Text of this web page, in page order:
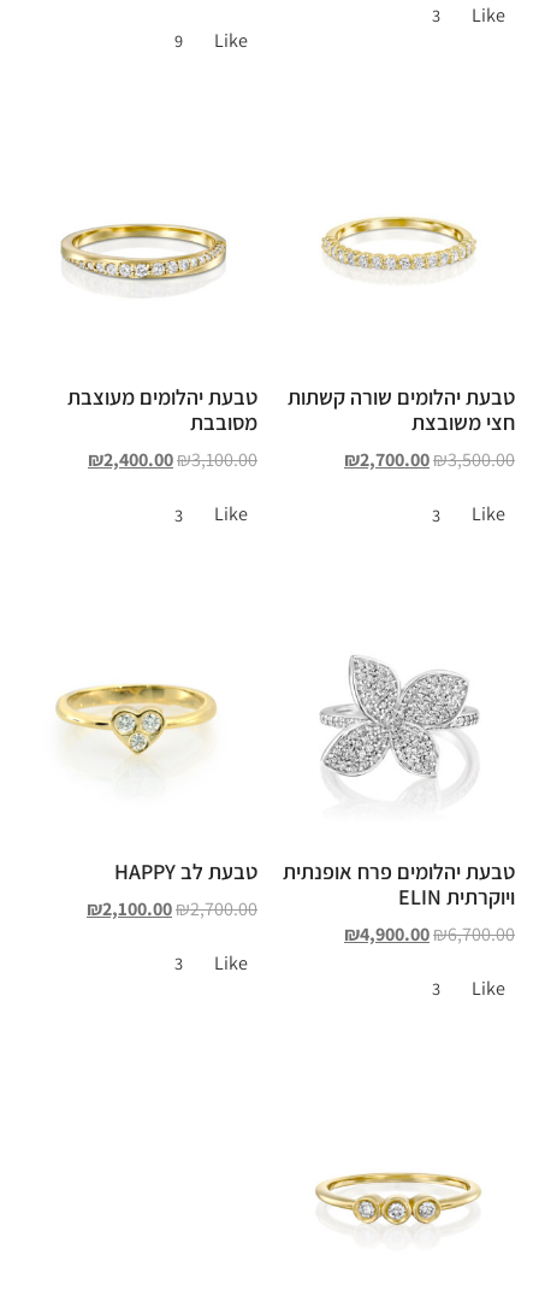
Like
3
Like
9
טבעת יהלומים שורה קשתות
חצי משובצת
₪3,500.00
₪2,700.00
Like
3
טבעת יהלומים מעוצבת
מסובבת
₪3,100.00
₪2,400.00
Like
3
טבעת יהלומים פרח אופנתית
ויוקרתית ELIN
₪6,700.00
₪4,900.00
Like
3
טבעת לב HAPPY
₪2,700.00
₪2,100.00
Like
3